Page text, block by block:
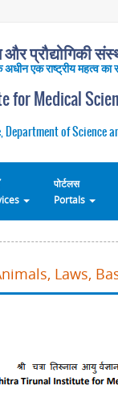
और प्रौद्योगिकी
अधीन एक राष्ट्रीय महत्व
Medical
of Science
पोर्टलस
Portals
Laws,